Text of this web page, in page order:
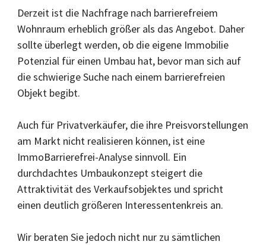
Derzeit ist die Nachfrage nach barrierefreiem
Wohnraum erheblich größer als das Angebot. Daher
sollte überlegt werden, ob die eigene Immobilie
Potenzial für einen Umbau hat, bevor man sich auf
die schwierige Suche nach einem barrierefreien
Objekt begibt.
Auch für Privatverkäufer, die ihre Preisvorstellungen
am Markt nicht realisieren können, ist eine
ImmoBarrierefrei-Analyse sinnvoll. Ein
durchdachtes Umbaukonzept steigert die
Attraktivität des Verkaufsobjektes und spricht
einen deutlich größeren Interessentenkreis an.
Wir beraten Sie jedoch nicht nur zu sämtlichen